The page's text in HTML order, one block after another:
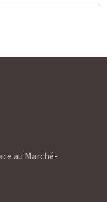
au Marché-